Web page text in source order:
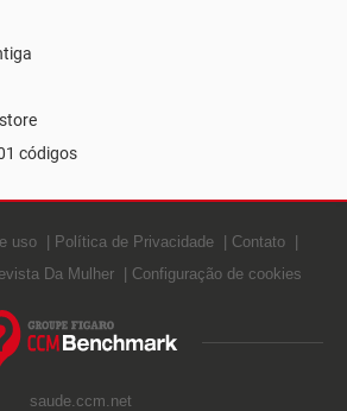
códigos
uso Política de Privacidade
Contato
Da Mulher Configuração de cookies
saude.ccm.net